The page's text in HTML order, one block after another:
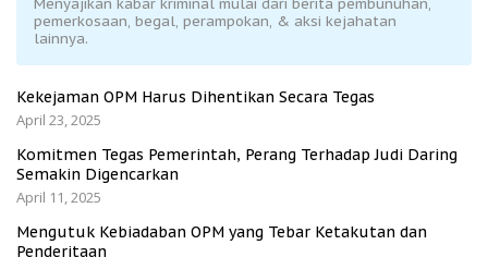
Menyajikan kabar kriminal mulai dari berita pembunuhan,
pemerkosaan, begal, perampokan, & aksi kejahatan
lainnya.
Kekejaman OPM Harus Dihentikan Secara Tegas
April 23, 2025
Komitmen Tegas Pemerintah, Perang Terhadap Judi Daring
Semakin Digencarkan
April 11, 2025
Mengutuk Kebiadaban OPM yang Tebar Ketakutan dan
Penderitaan